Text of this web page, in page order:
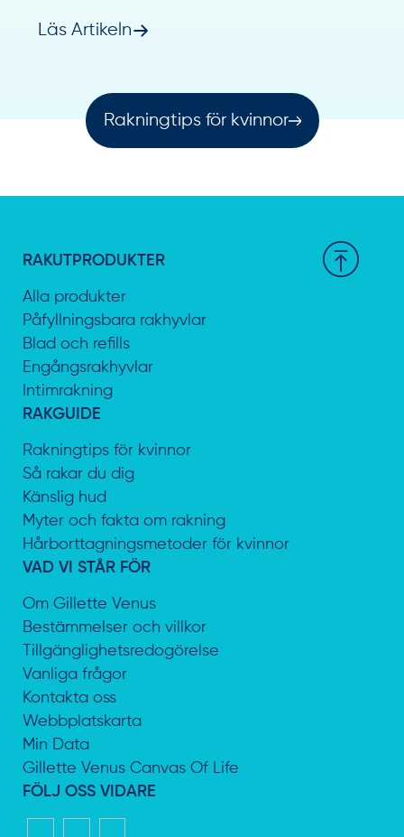
Läs Artikeln
Rakningtips för kvinnor
RAKUTPRODUKTER
Alla produkter
Påfyllningsbara rakhyvlar
Blad och refills
Engångsrakhyvlar
Intimrakning
RAKGUIDE
Rakningtips för kvinnor
Så rakar du dig
Känslig hud
Myter och fakta om rakning
Hårborttagningsmetoder för kvinnor
VAD VI STÅR FÖR
Om Gillette Venus
Bestämmelser och villkor
Tillgänglighetsredogörelse
Vanliga frågor
Kontakta oss
Webbplatskarta
Min Data
Gillette Venus Canvas Of Life
FÖLJ OSS VIDARE